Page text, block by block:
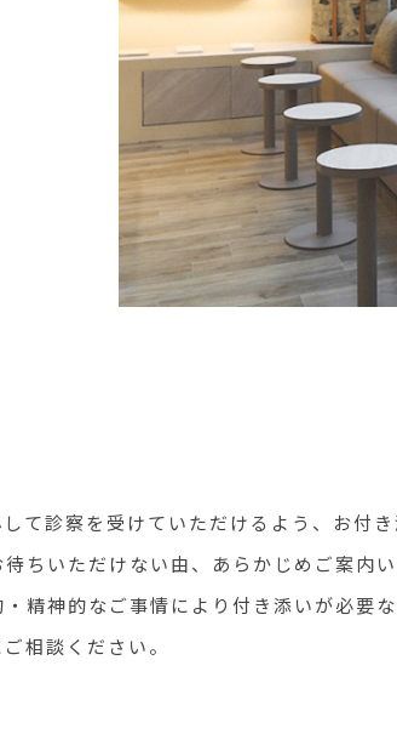
て診察を受けていただけるよう、お付
ちいただけない由、あらかじめご案内い
精神的なご事情により付き添いが必要
相談ください。